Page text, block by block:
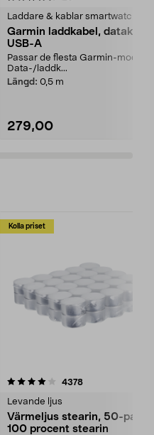
Laddare & kablar smartwatches
Garmin laddkabel, datakabel
USB-A
Passar de flesta Garmin-modeller.
Data-/laddk...
Längd: 0,5 m
279,00
Kolla priset
4378recensioner
Levande ljus
Värmeljus stearin, 50-pack,
100 procent stearin
4.5av 5 stjärnor